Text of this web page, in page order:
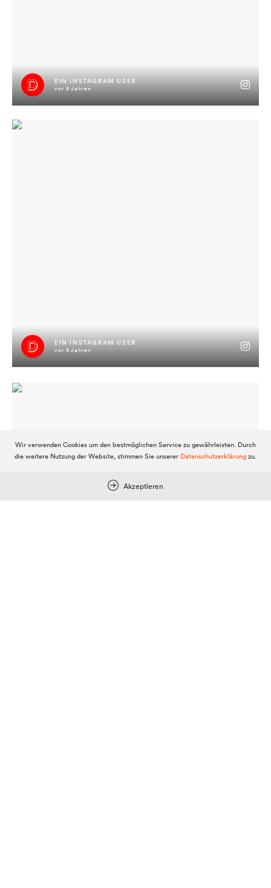
EIN INSTAGRAM USER
vor 9 Jahren
#jimmysneuekleider #katalog #eskalation #jimmyisimhaus
EIN INSTAGRAM USER
vor 9 Jahren
Wir verwenden Cookies um den bestmöglichen Service zu gewährleisten. Durch
die weitere Nutzung der Website, stimmen Sie unserer Datenschutzerklärungzu.
Akzeptieren